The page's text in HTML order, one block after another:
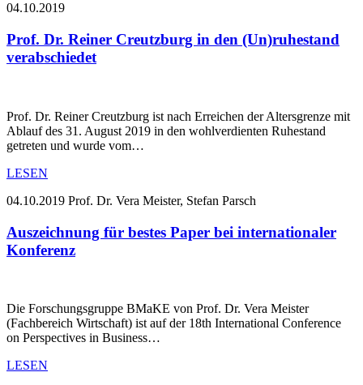
04.10.2019
Prof. Dr. Reiner Creutzburg in den (Un)ruhestand
verabschiedet
Prof. Dr. Reiner Creutzburg ist nach Erreichen der Altersgrenze mit
Ablauf des 31. August 2019 in den wohlverdienten Ruhestand
getreten und wurde vom…
LESEN
04.10.2019 Prof. Dr. Vera Meister, Stefan Parsch
Auszeichnung für bestes Paper bei internationaler
Konferenz
Die Forschungsgruppe BMaKE von Prof. Dr. Vera Meister
(Fachbereich Wirtschaft) ist auf der 18th International Conference
on Perspectives in Business…
LESEN